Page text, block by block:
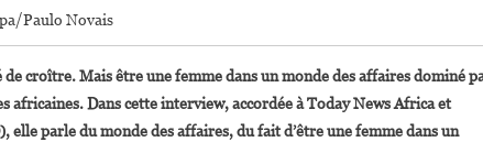
Paulo Novais
de croître. Mais être une femme dans un monde des affaires dominé
africaines. Dans cette interview, accordée à Today News Africa et
parle du monde des affaires, du fait d’être une femme dans un